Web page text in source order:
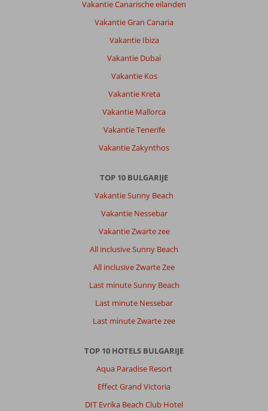
Vakantie Canarische eilanden
Vakantie Gran Canaria
Vakantie Ibiza
Vakantie Dubai
Vakantie Kos
Vakantie Kreta
Vakantie Mallorca
Vakantie Tenerife
Vakantie Zakynthos
TOP 10 BULGARIJE
Vakantie Sunny Beach
Vakantie Nessebar
Vakantie Zwarte zee
All inclusive Sunny Beach
All inclusive Zwarte Zee
Last minute Sunny Beach
Last minute Nessebar
Last minute Zwarte zee
TOP 10 HOTELS BULGARIJE
Aqua Paradise Resort
Effect Grand Victoria
DIT Evrika Beach Club Hotel